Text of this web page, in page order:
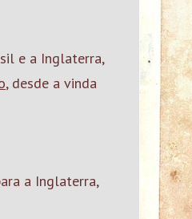
e a Inglaterra,
, desde a vinda
a Inglaterra,